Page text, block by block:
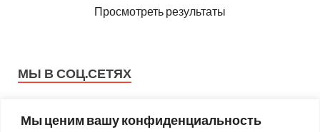
Мы ценим вашу конфиденциальность
Просмотреть результаты
МЫ В СОЦ.СЕТЯХ